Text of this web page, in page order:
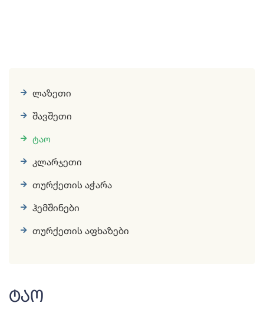
ლაზეთი
შავშეთი
ტაო
კლარჯეთი
თურქეთის აჭარა
ჰემშინები
თურქეთის აფხაზები
ტაო